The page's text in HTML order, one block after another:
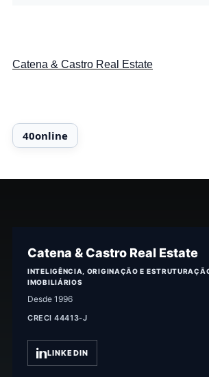
Catena & Castro Real Estate
Catena & Castro Real Estate
INTELIGÊNCIA, ORIGINAÇÃO E
IMOBILIÁRIOS
Desde 1996
CRECI 44413-J
LINKEDIN